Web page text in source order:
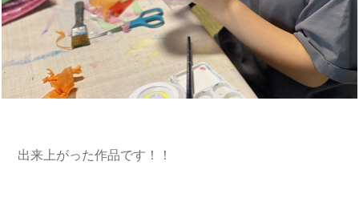
出来上がった作品です！！